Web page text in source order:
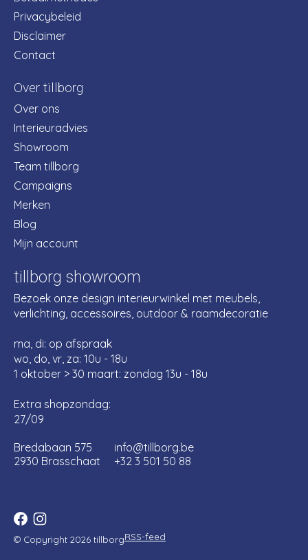
Privacybeleid
Disclaimer
Contact
Over tillborg
Over ons
Interieuradvies
Showroom
Team tillborg
Campaigns
Merken
Blog
Mijn account
tillborg showroom
Bezoek onze design interieurwinkel met meubels,
verlichting, accessoires, outdoor & raamdecoratie
ma, di: op afspraak
wo, do, vr, za: 10u - 18u
1 oktober > 30 maart: zondag 13u - 18u
Extra shopzondag:
27/09
Bredabaan 575
2930 Brasschaat
info@tillborg.be
+32 3 501 50 88
© Copyright 2026 tillborgRSS-feed